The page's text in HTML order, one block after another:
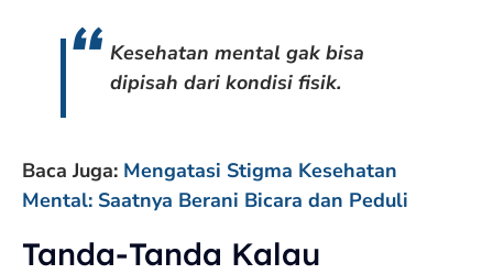
Kesehatan mental gak bisa
dipisah dari kondisi fisik.
Baca Juga: Mengatasi Stigma Kesehatan
Mental: Saatnya Berani Bicara dan Peduli
Tanda-Tanda Kalau